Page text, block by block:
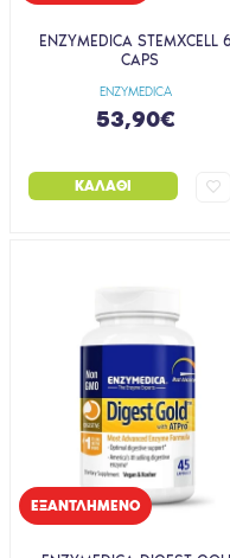
ENZYMEDICA
ENZYMEDICA STEMXCELL
CAPS
53,90€
ΚΑΛΆΘΙ
EΞΑΝΤΛΗΜΈΝΟ